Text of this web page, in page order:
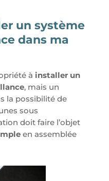
un système
dans ma
à installer un
, mais un
la possibilité de
sous
doit faire l’objet
en assemblée